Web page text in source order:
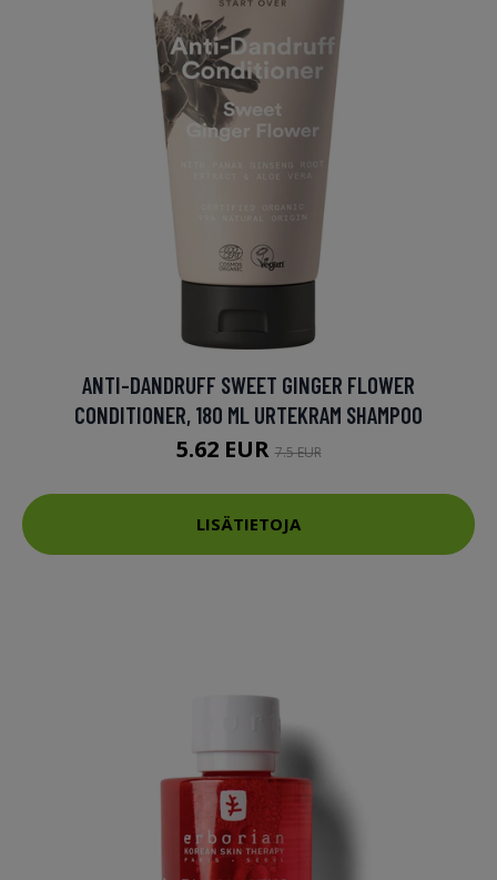
ANTI-DANDRUFF SWEET GINGER FLOWER
CONDITIONER, 180 ML URTEKRAM SHAMPOO
5.62 EUR7.5 EUR
LISÄTIETOJA